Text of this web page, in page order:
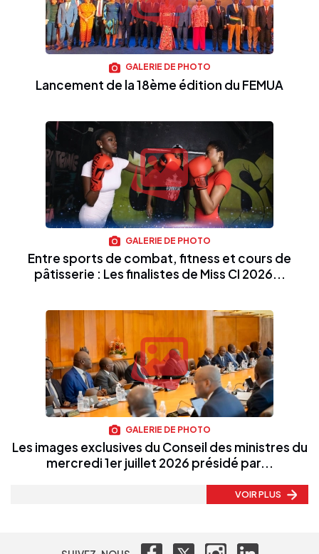
GALERIE DE PHOTO
Lancement de la 18ème édition du FEMUA
GALERIE DE PHOTO
Entre sports de combat, fitness et cours de
pâtisserie : Les finalistes de Miss CI 2026...
GALERIE DE PHOTO
Les images exclusives du Conseil des ministres du
mercredi 1er juillet 2026 présidé par...
VOIR PLUS